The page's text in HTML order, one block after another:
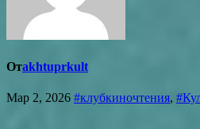
Отakhtuprkult
Мар 2, 2026 #клубкиночтения,